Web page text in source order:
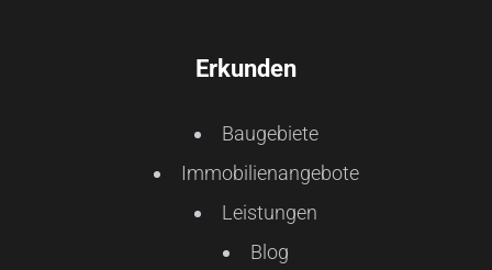
Erkunden
Baugebiete
Immobilienangebote
Leistungen
Blog